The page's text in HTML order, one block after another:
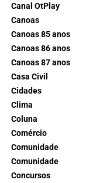
Canal OtPlay
Canoas
Canoas 85 anos
Canoas 86 anos
Canoas 87 anos
Casa Civil
Cidades
Clima
Coluna
Comércio
Comunidade
Comunidade
Concursos